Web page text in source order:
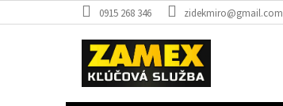
na
0915 268 346 zidekmiro@gmail.com